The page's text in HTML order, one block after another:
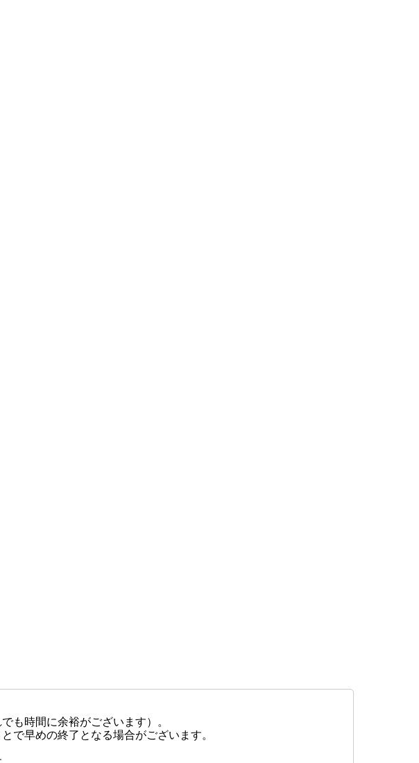
も時間に余裕がございます）。
で早めの終了となる場合がございます。